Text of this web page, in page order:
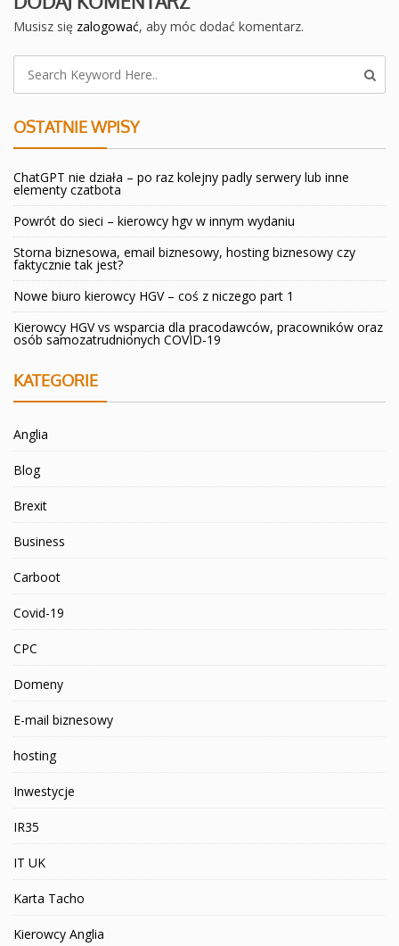
Musisz się zalogować, aby móc dodać komentarz.
OSTATNIE WPISY
ChatGPT nie działa – po raz kolejny padly serwery lub inne
elementy czatbota
Powrót do sieci – kierowcy hgv w innym wydaniu
Storna biznesowa, email biznesowy, hosting biznesowy czy
faktycznie tak jest?
Nowe biuro kierowcy HGV – coś z niczego part 1
Kierowcy HGV vs wsparcia dla pracodawców, pracowników oraz
osób samozatrudnionych COVID-19
KATEGORIE
Anglia
Blog
Brexit
Business
Carboot
Covid-19
CPC
Domeny
E-mail biznesowy
hosting
Inwestycje
IR35
IT UK
Karta Tacho
Kierowcy Anglia